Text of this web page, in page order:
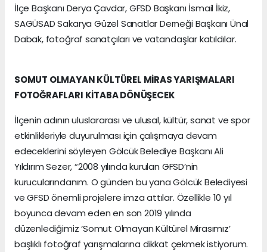
İlçe Başkanı Derya Çavdar, GFSD Başkanı İsmail İkiz,
SAGÜSAD Sakarya Güzel Sanatlar Derneği Başkanı Ünal
Dabak, fotoğraf sanatçıları ve vatandaşlar katıldılar.
SOMUT OLMAYAN KÜLTÜREL MİRAS YARIŞMALARI
FOTOĞRAFLARI KİTABA DÖNÜŞECEK
İlçenin adının uluslararası ve ulusal, kültür, sanat ve spor
etkinlikleriyle duyurulması için çalışmaya devam
edeceklerini söyleyen Gölcük Belediye Başkanı Ali
Yıldırım Sezer, “2008 yılında kurulan GFSD’nin
kurucularındanım. O günden bu yana Gölcük Belediyesi
ve GFSD önemli projelere imza attılar. Özellikle 10 yıl
boyunca devam eden en son 2019 yılında
düzenlediğimiz ‘Somut Olmayan Kültürel Mirasımız’
başlıklı fotoğraf yarışmalarına dikkat çekmek istiyorum.